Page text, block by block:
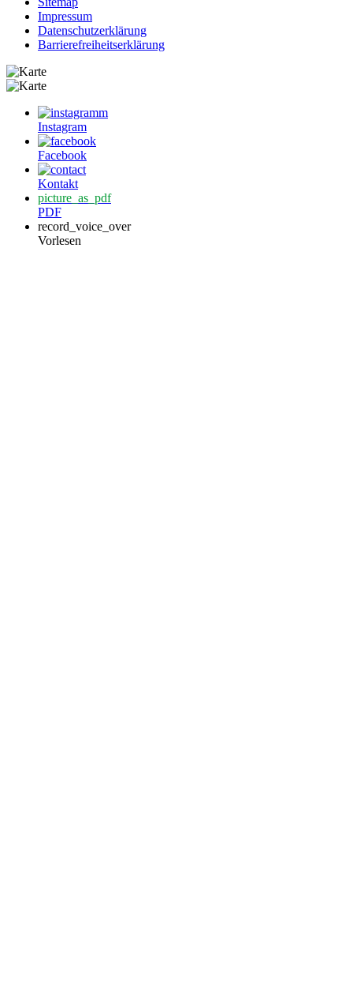
Impressum
Datenschutzerklärung
Barrierefreiheitserklärung
Instagram
Facebook
Kontakt
picture_as_pdf
PDF
record_voice_over
Vorlesen